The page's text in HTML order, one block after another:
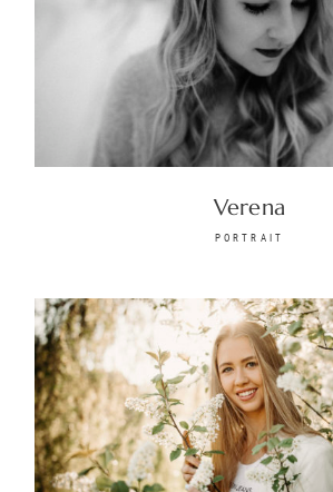
Verena
PORTRAIT